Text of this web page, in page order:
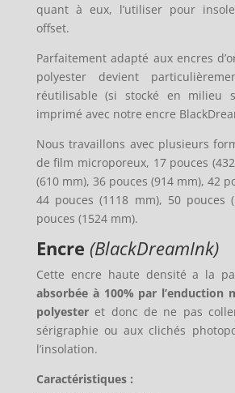
quant à eux, l’utiliser pour
offset.
Parfaitement adapté aux encres
polyester devient
réutilisable (si stocké en milieu
imprimé avec notre encre
Nous travaillons avec plusieurs
de film microporeux, 17 pouces
(610 mm), 36 pouces (914 mm), 42
44 pouces (1118 mm), 50 pouces
pouces (1524 mm).
Encre (BlackDreamInk)
Cette encre haute densité a la
absorbée à 100% par l’enduction
polyesteret donc de ne pas
sérigraphie ou aux clichés
l’insolation.
Caractéristiques :